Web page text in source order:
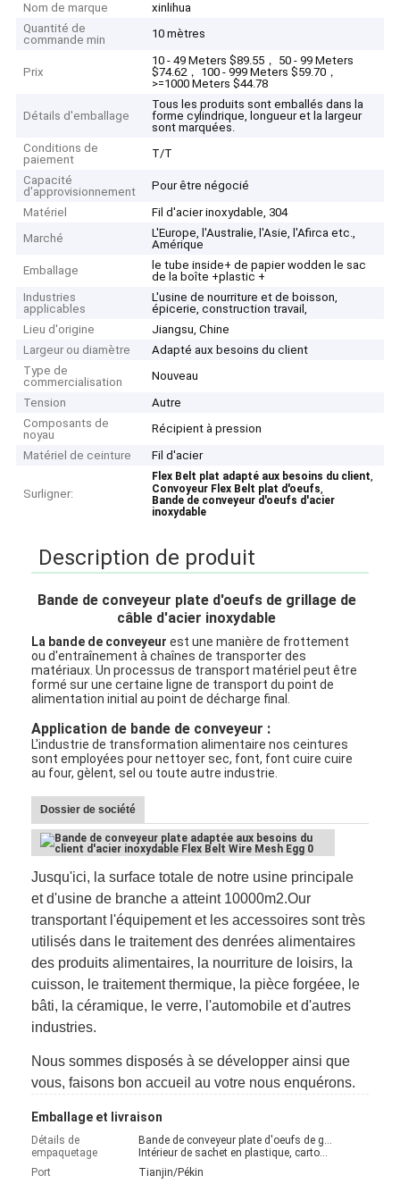
Nom de marque
xinlihua
Quantité de
commande min
10 mètres
Prix
10 - 49 Meters $89.55， 50 - 99 Meters
$74.62， 100 - 999 Meters $59.70，
>=1000 Meters $44.78
Détails d'emballage
Tous les produits sont emballés dans la
forme cylindrique, longueur et la largeur
sont marquées.
Conditions de
paiement
T/T
Capacité
d'approvisionnement
Pour être négocié
Matériel
Fil d'acier inoxydable, 304
Marché
L'Europe, l'Australie, l'Asie, l'Afirca etc.,
Amérique
Emballage
le tube inside+ de papier wodden le sac
de la boîte +plastic +
Industries
applicables
L'usine de nourriture et de boisson,
épicerie, construction travail,
Lieu d'origine
Jiangsu, Chine
Largeur ou diamètre
Adapté aux besoins du client
Type de
commercialisation
Nouveau
Tension
Autre
Composants de
noyau
Récipient à pression
Matériel de ceinture
Fil d'acier
Surligner:
Flex Belt plat adapté aux besoins du client,
Convoyeur Flex Belt plat d'oeufs,
Bande de conveyeur d'oeufs d'acier
inoxydable
Description de produit
Bande de conveyeur plate d'oeufs de grillage de
câble d'acier inoxydable
La bande de conveyeur est une manière de frottement
ou d'entraînement à chaînes de transporter des
matériaux. Un processus de transport matériel peut être
formé sur une certaine ligne de transport du point de
alimentation initial au point de décharge final.
Application de bande de conveyeur :
L'industrie de transformation alimentaire nos ceintures
sont employées pour nettoyer sec, font, font cuire cuire
au four, gèlent, sel ou toute autre industrie.
Dossier de société
Jusqu'ici, la surface totale de notre usine principale
et d'usine de branche a atteint 10000m2.Our
transportant l'équipement et les accessoires sont très
utilisés dans le traitement des denrées alimentaires
des produits alimentaires, la nourriture de loisirs, la
cuisson, le traitement thermique, la pièce forgéee, le
bâti, la céramique, le verre, l'automobile et d'autres
industries.
Nous sommes disposés à se développer ainsi que
vous, faisons bon accueil au votre nous enquérons.
Emballage et livraison
Détails de
empaquetage
Bande de conveyeur plate d'oeufs de grillage de câble d'acier inoxydable :
Intérieur de sachet en plastique, carton ou cas en bois extérieurs ou adaptés aux besoins du client
Port
Tianjin/Pékin